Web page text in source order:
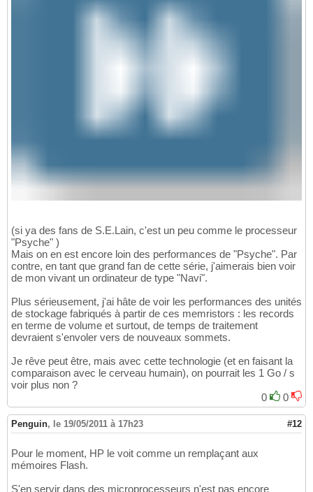
(si ya des fans de S.E.Lain, c'est un peu comme le processeur
"Psyche" )
Mais on en est encore loin des performances de "Psyche". Par
contre, en tant que grand fan de cette série, j'aimerais bien voir
de mon vivant un ordinateur de type "Navi".
Plus sérieusement, j'ai hâte de voir les performances des unités
de stockage fabriqués à partir de ces memristors : les records
en terme de volume et surtout, de temps de traitement
devraient s'envoler vers de nouveaux sommets.
Je rêve peut être, mais avec cette technologie (et en faisant la
comparaison avec le cerveau humain), on pourrait les 1 Go / s
voir plus non ?
0
0
Penguin, le 19/05/2011 à 17h23 #12
Pour le moment, HP le voit comme un remplaçant aux
mémoires Flash.
S'en servir dans des microprocesseurs n'est pas encore